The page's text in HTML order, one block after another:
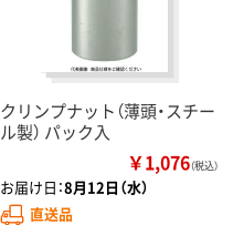
クリンプナット（薄頭・スチー
ル製） パック入
￥1,076（税込）
お届け日：8月12日（水）
直送品